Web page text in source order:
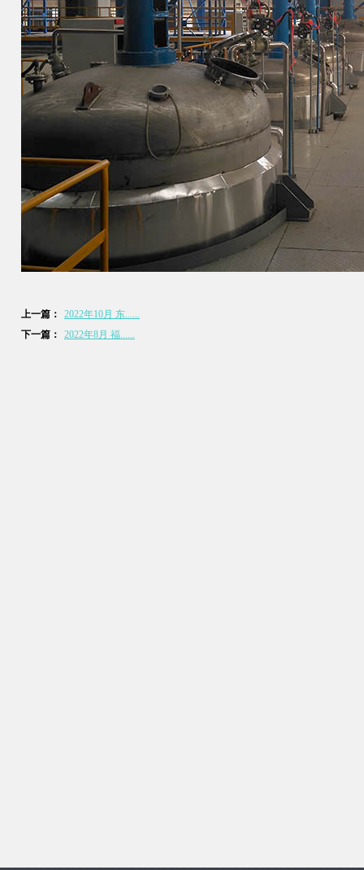
上一篇：
2022年10月 东......
下一篇：
2022年8月 福......